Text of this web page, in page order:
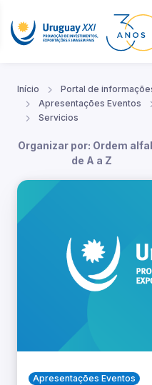
Início Portal de
Apresentações Eventos
Servicios
Organizar por: Ordem
de A a Z
Apresentações Eventos